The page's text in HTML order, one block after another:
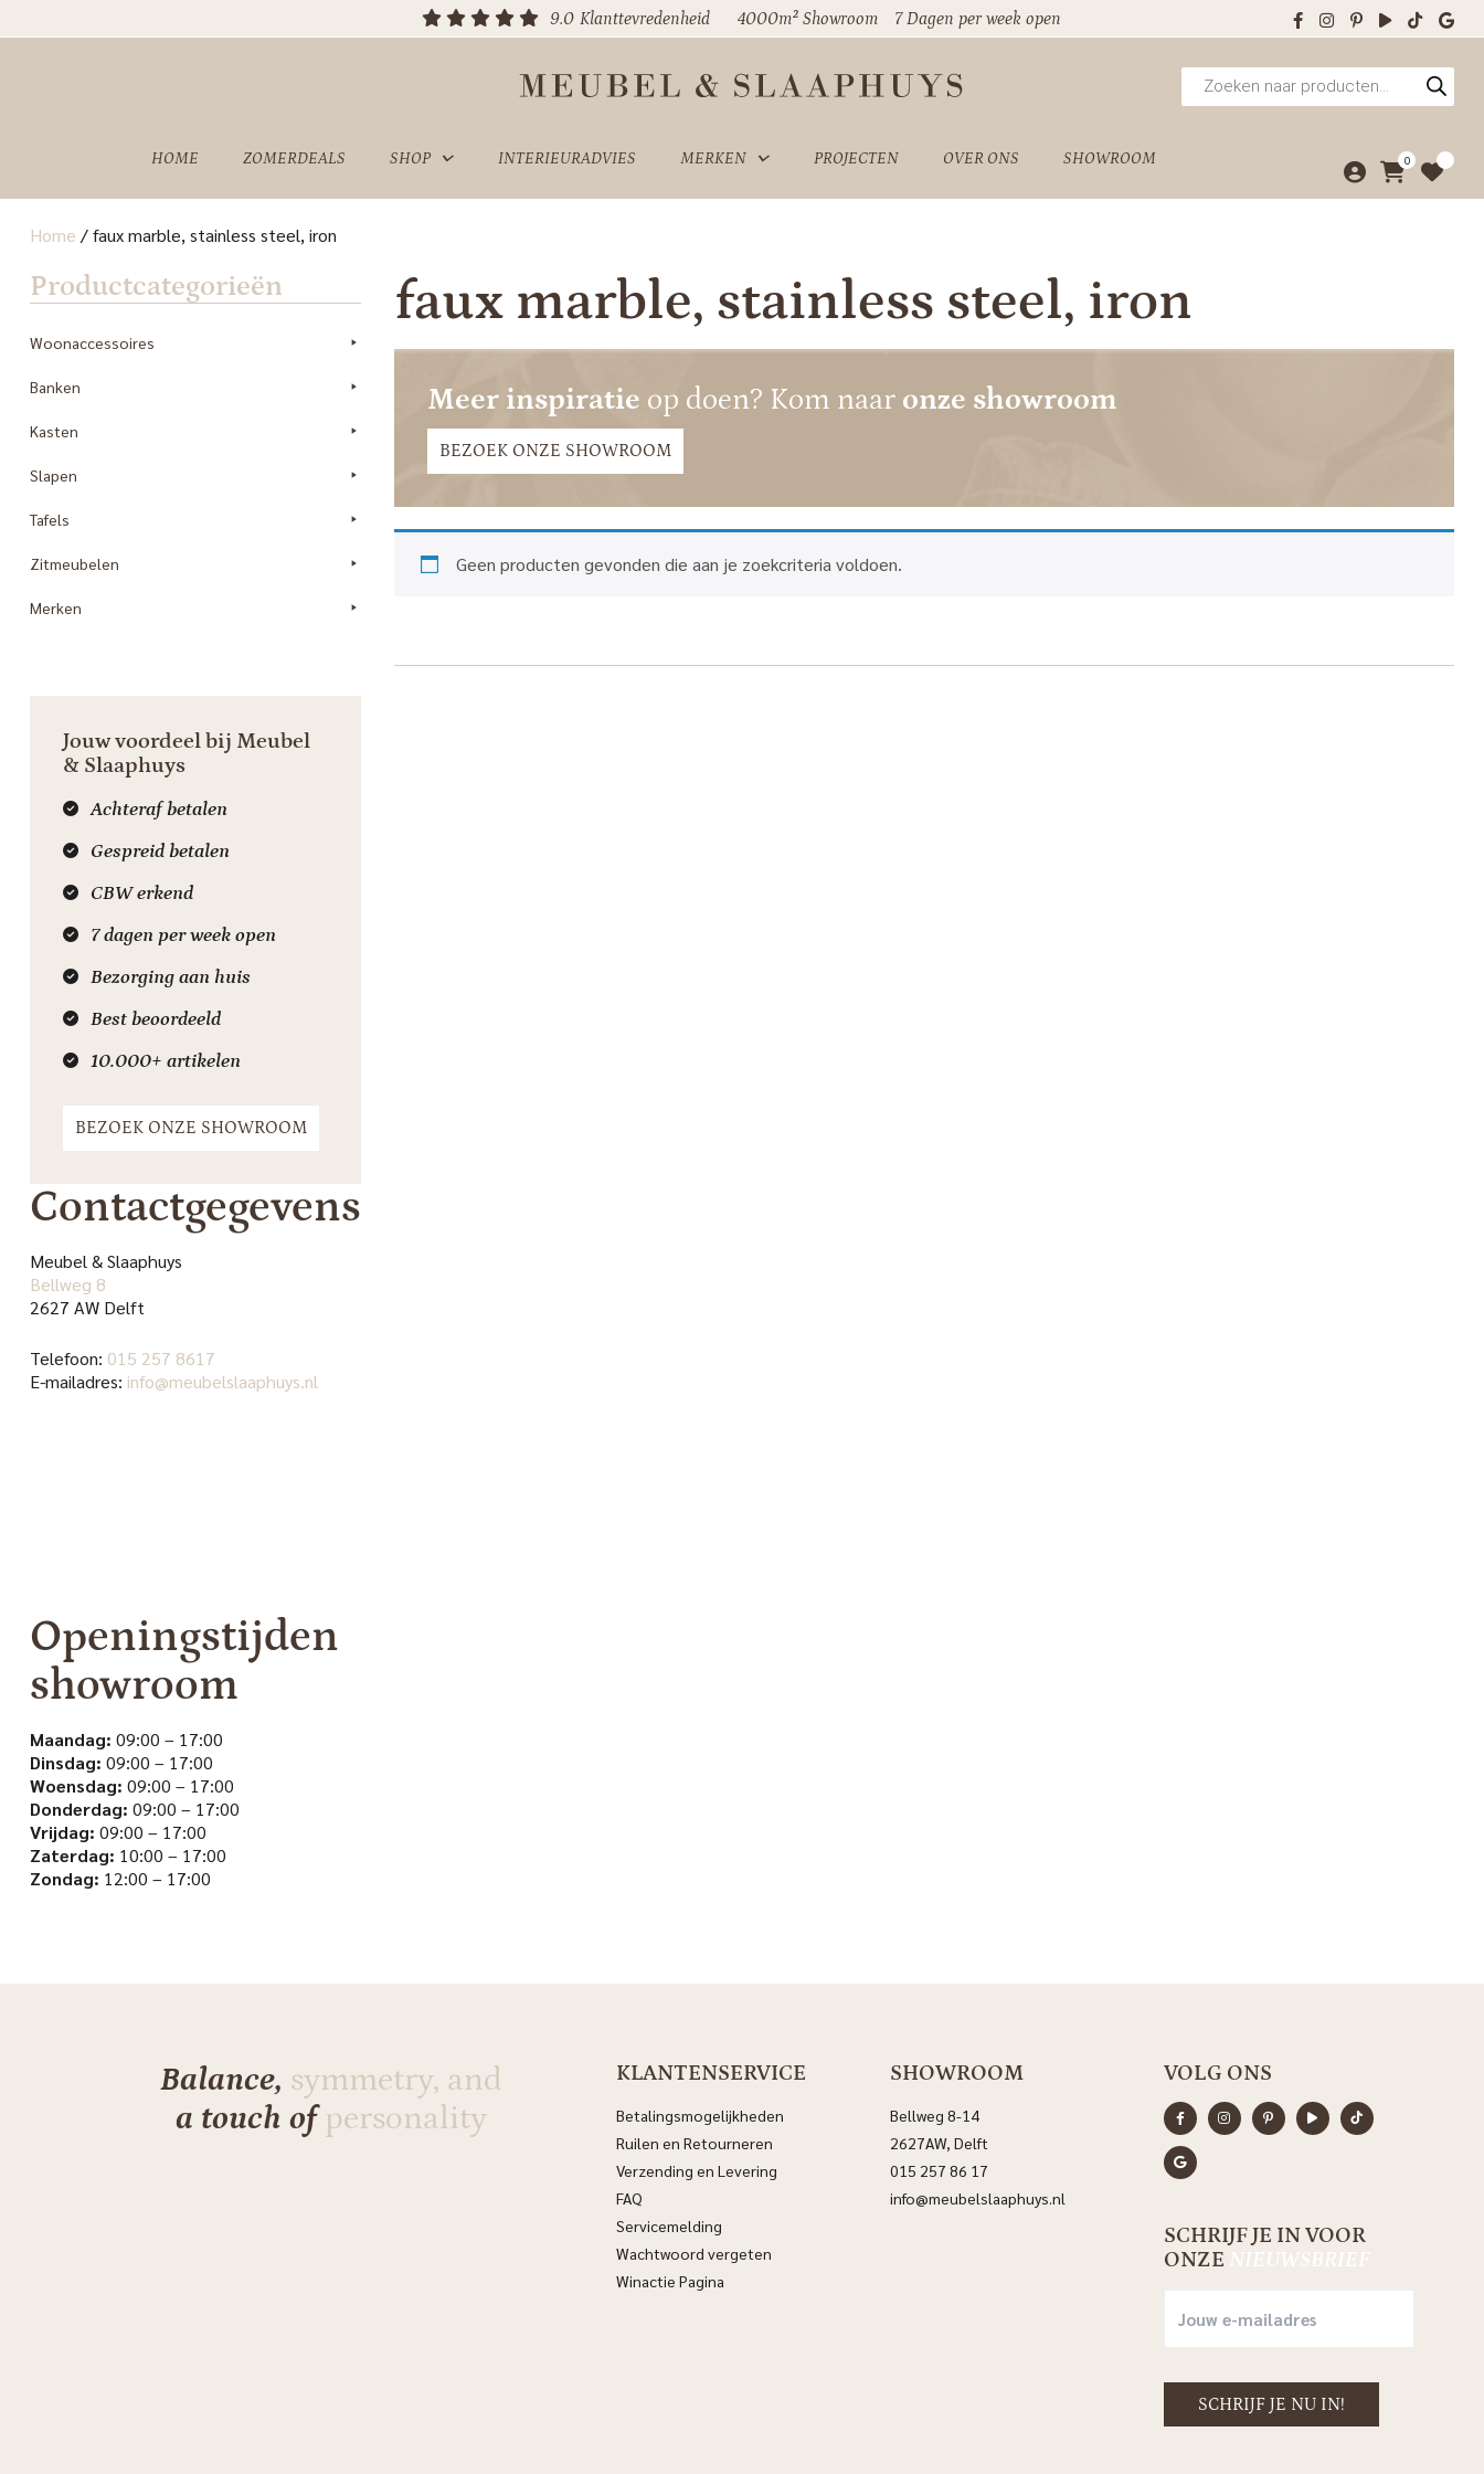
9.0 Klanttevredenheid 4000m² Showroom 7 Dagen per week open
Producten
zoeken
HOME ZOMERDEALS SHOP INTERIEURADVIES MERKEN PROJECTEN OVER ONS SHOWROOM 0
SHOWROOM
Home /faux marble, stainless steel, iron
Productcategorieën
Woonaccessoires
Banken
Kasten
Slapen
Tafels
Zitmeubelen
Merken
Jouw voordeel bij Meubel
& Slaaphuys
Achteraf betalen
Gespreid betalen
CBW erkend
7 dagen per week open
Bezorging aan huis
Best beoordeeld
10.000+ artikelen
BEZOEK ONZE SHOWROOM
Contactgegevens
Meubel & Slaaphuys
Bellweg 8
2627 AW Delft
Telefoon: 015 257 8617
E-mailadres: info@meubelslaaphuys.nl
Openingstijden
showroom
Maandag: 09:00 – 17:00
Dinsdag: 09:00 – 17:00
Woensdag: 09:00 – 17:00
Donderdag: 09:00 – 17:00
Vrijdag: 09:00 – 17:00
Zaterdag: 10:00 – 17:00
Zondag: 12:00 – 17:00
faux marble, stainless steel, iron
Meer inspiratie op doen? Kom naar onze showroom
BEZOEK ONZE SHOWROOM
Geen producten gevonden die aan je zoekcriteria voldoen.
Balance, symmetry, and
a touch ofpersonality
KLANTENSERVICE
Betalingsmogelijkheden
Ruilen en Retourneren
Verzending en Levering
FAQ
Servicemelding
Wachtwoord vergeten
Winactie Pagina
SHOWROOM
Bellweg 8-14
2627AW, Delft
015 257 86 17
info@meubelslaaphuys.nl
VOLG ONS
SCHRIJF JE IN VOOR
ONZE NIEUWSBRIEF